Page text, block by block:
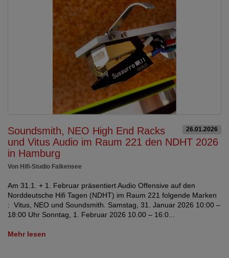
26.01.2026
Soundsmith, NEO High End Racks
und Vitus Audio im Raum 221 den NDHT 2026
in Hamburg
Von Hifi-Studio Falkensee
Am 31.1. + 1. Februar präsentiert Audio Offensive auf den
Norddeutsche Hifi Tagen (NDHT) im Raum 221 folgende Marken
: Vitus, NEO und Soundsmith. Samstag, 31. Januar 2026 10:00 –
18:00 Uhr Sonntag, 1. Februar 2026 10.00 – 16:0...
Mehr lesen